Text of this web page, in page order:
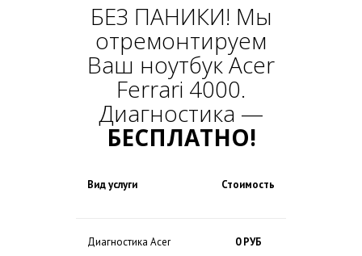
БЕЗ ПАНИКИ! Мы
отремонтируем
Ваш ноутбук Acer
Ferrari 4000.
Диагностика —
БЕСПЛАТНО!
Вид услуги Стоимость
Диагностика Acer
0 РУБ